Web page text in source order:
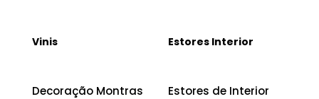
Vinis
Decoração Montras
Estores Interior
Estores de Interior